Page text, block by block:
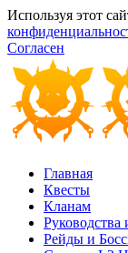
Используя этот
Согласен
Главная
Квесты
Кланам
Руководства
Рейды и